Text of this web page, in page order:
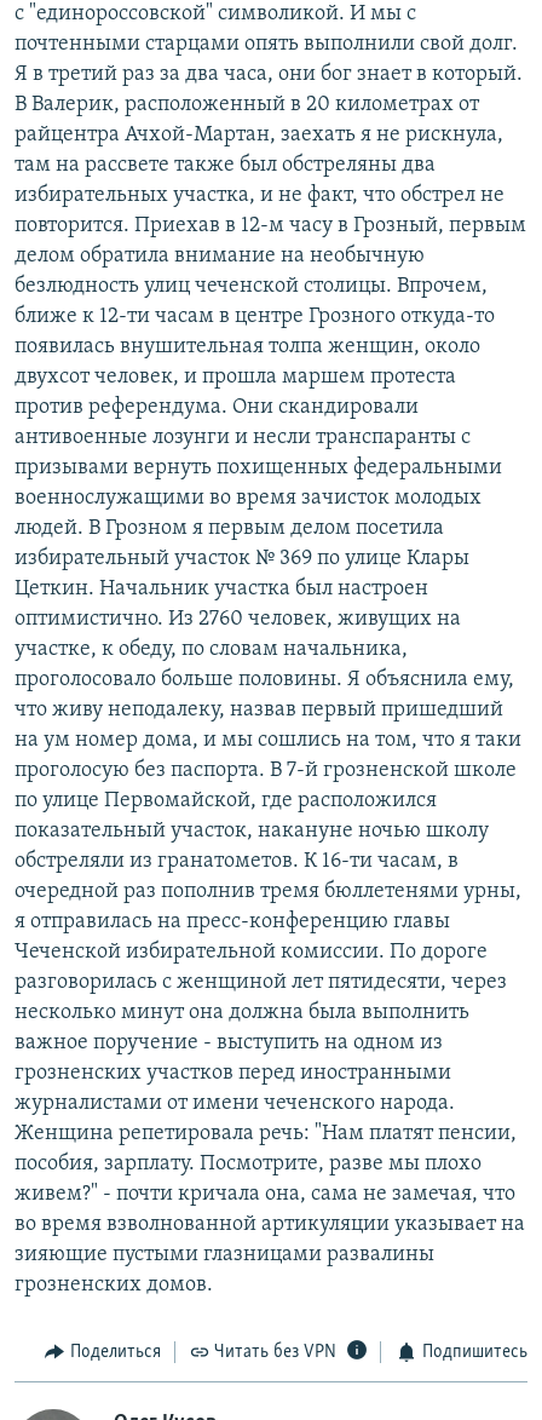
с "единороссовской" символикой. И мы с
почтенными старцами опять выполнили свой долг.
Я в третий раз за два часа, они бог знает в который.
В Валерик, расположенный в 20 километрах от
райцентра Ачхой-Мартан, заехать я не рискнула,
там на рассвете также был обстреляны два
избирательных участка, и не факт, что обстрел не
повторится. Приехав в 12-м часу в Грозный, первым
делом обратила внимание на необычную
безлюдность улиц чеченской столицы. Впрочем,
ближе к 12-ти часам в центре Грозного откуда-то
появилась внушительная толпа женщин, около
двухсот человек, и прошла маршем протеста
против референдума. Они скандировали
антивоенные лозунги и несли транспаранты с
призывами вернуть похищенных федеральными
военнослужащими во время зачисток молодых
людей. В Грозном я первым делом посетила
избирательный участок № 369 по улице Клары
Цеткин. Начальник участка был настроен
оптимистично. Из 2760 человек, живущих на
участке, к обеду, по словам начальника,
проголосовало больше половины. Я объяснила ему,
что живу неподалеку, назвав первый пришедший
на ум номер дома, и мы сошлись на том, что я таки
проголосую без паспорта. В 7-й грозненской школе
по улице Первомайской, где расположился
показательный участок, накануне ночью школу
обстреляли из гранатометов. К 16-ти часам, в
очередной раз пополнив тремя бюллетенями урны,
я отправилась на пресс-конференцию главы
Чеченской избирательной комиссии. По дороге
разговорилась с женщиной лет пятидесяти, через
несколько минут она должна была выполнить
важное поручение - выступить на одном из
грозненских участков перед иностранными
журналистами от имени чеченского народа.
Женщина репетировала речь: "Нам платят пенсии,
пособия, зарплату. Посмотрите, разве мы плохо
живем?" - почти кричала она, сама не замечая, что
во время взволнованной артикуляции указывает на
зияющие пустыми глазницами развалины
грозненских домов.
Поделиться Читать без VPN Подпишитесь